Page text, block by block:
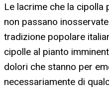
Le lacrime che la cipolla
non passano
tradizione popolare
cipolle al pianto
dolori che stanno per
necessariamente di